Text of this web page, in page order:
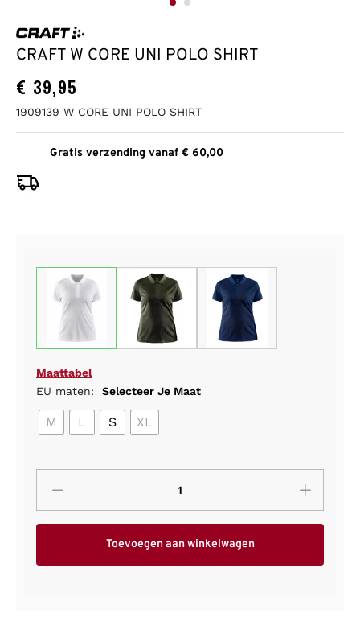
CRAFT W CORE UNI POLO SHIRT
€ 39,95
1909139 W CORE UNI POLO SHIRT
Gratis verzending vanaf € 60,00
Maattabel
EU maten:
Selecteer Je Maat
M L S XL
Toevoegen aan winkelwagen